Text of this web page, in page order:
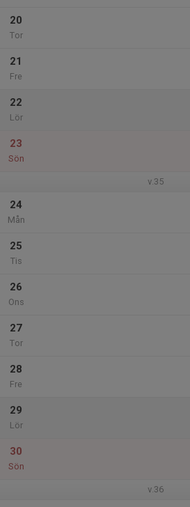
20
Tor
21
Fre
22
Lör
23
Sön
v.35
24
Mån
25
Tis
26
Ons
27
Tor
28
Fre
29
Lör
30
Sön
v.36